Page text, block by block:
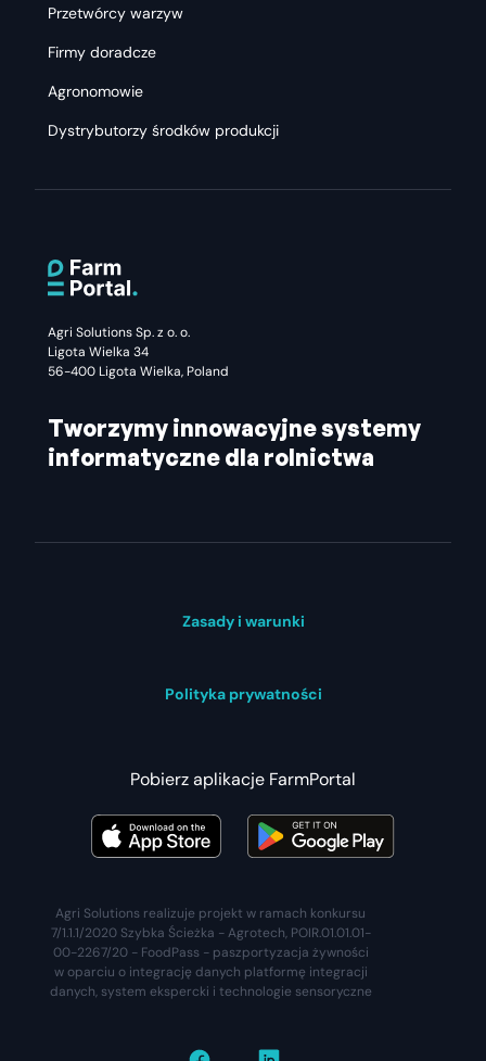
Przetwórcy warzyw
Firmy doradcze
Agronomowie
Dystrybutorzy środków produkcji
Agri Solutions Sp. z o. o.
Ligota Wielka 34
56-400 Ligota Wielka, Poland
Tworzymy innowacyjne systemy
informatyczne dla rolnictwa
Zasady i warunki
Polityka prywatności
Pobierz aplikacje FarmPortal
Agri Solutions realizuje projekt w ramach konkursu
7/1.1.1/2020 Szybka Ścieżka - Agrotech, POIR.01.01.01-
00-2267/20 - FoodPass - paszportyzacja żywności
w oparciu o integrację danych platformę integracji
danych, system ekspercki i technologie sensoryczne